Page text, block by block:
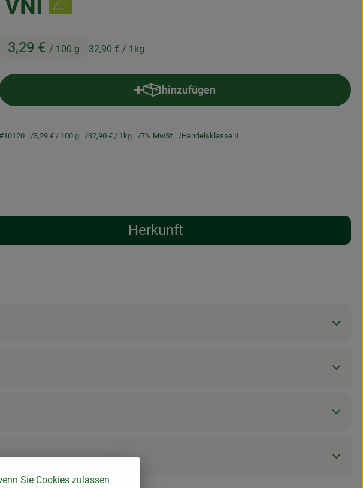
VNI
3,29 € / 100 g 32,90 € / 1kg
hinzufügen
Produkt zum Warenkorb hinzufügen
3,29 € / 100 g 32,90 € / 1kg 7% MwSt Handelsklasse II
Herkunft
Sie Cookies zulassen